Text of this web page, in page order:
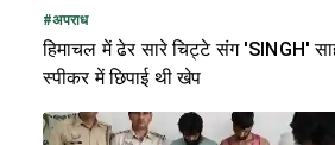
#अपराध
हिमाचल में ढेर सारे चिट्टे संग 'SINGH'
स्पीकर में छिपाई थी खेप